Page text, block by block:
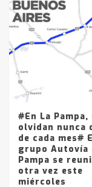
#En La Pampa,
olvidan nunca
de cada mes#
grupo Autovía
Pampa se
otra vez este
miércoles